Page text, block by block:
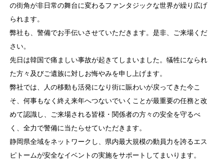
の街角が非日常の舞台に変わるファンタジックな世界が繰り広げ
られます。
弊社も、警備でお手伝いさせていただきます。是非、ご来場くだ
さい。
先日は韓国で痛ましい事故が起きてしまいました。犠牲になられ
た方々及びご遺族に対しお悔やみを申し上げます。
弊社では、人の移動も活発になり街に賑わいが戻ってきた今こ
そ、何事もなく終え来年へつないでいくことが最重要の任務と改
めて認識し、ご来場される皆様・関係者の方々の安全を守るべ
く、全力で警備に当たらせていただきます。
静岡県全域をネットワークし、県内最大規模の動員力を誇るエス
ピトームが安全なイベントの実施をサポートしてまいります。